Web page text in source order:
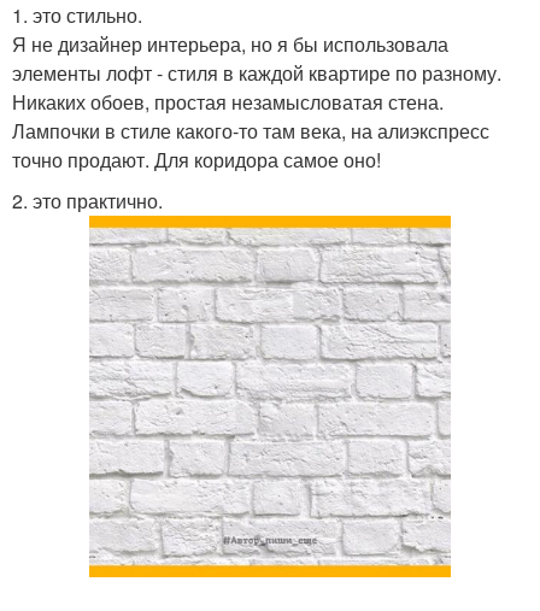
1. это стильно.
Я не дизайнер интерьера, но я бы использовала
элементы лофт - стиля в каждой квартире по разному.
Никаких обоев, простая незамысловатая стена.
Лампочки в стиле какого-то там века, на алиэкспресс
точно продают. Для коридора самое оно!
2. это практично.